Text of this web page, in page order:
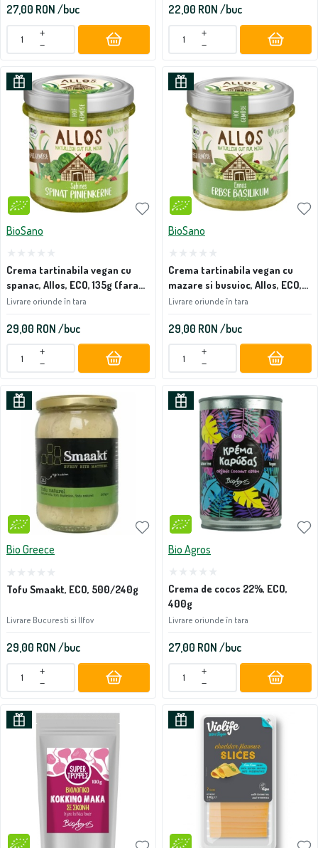
27,00 RON /buc
+
−
22,00 RON /buc
+
−
BioSano
Crema tartinabila vegan cu
spanac, Allos, ECO, 135g (fara
gluten)
Livrare oriunde în tara
29,00 RON /buc
+
−
BioSano
Crema tartinabila vegan cu
mazare si busuioc, Allos, ECO,
135g (fara gluten)
Livrare oriunde în tara
29,00 RON /buc
+
−
Bio Greece
Tofu Smaakt, ECO, 500/240g
Livrare Bucuresti si Ilfov
29,00 RON /buc
+
−
Bio Agros
Crema de cocos 22%, ECO,
400g
Livrare oriunde în tara
27,00 RON /buc
+
−